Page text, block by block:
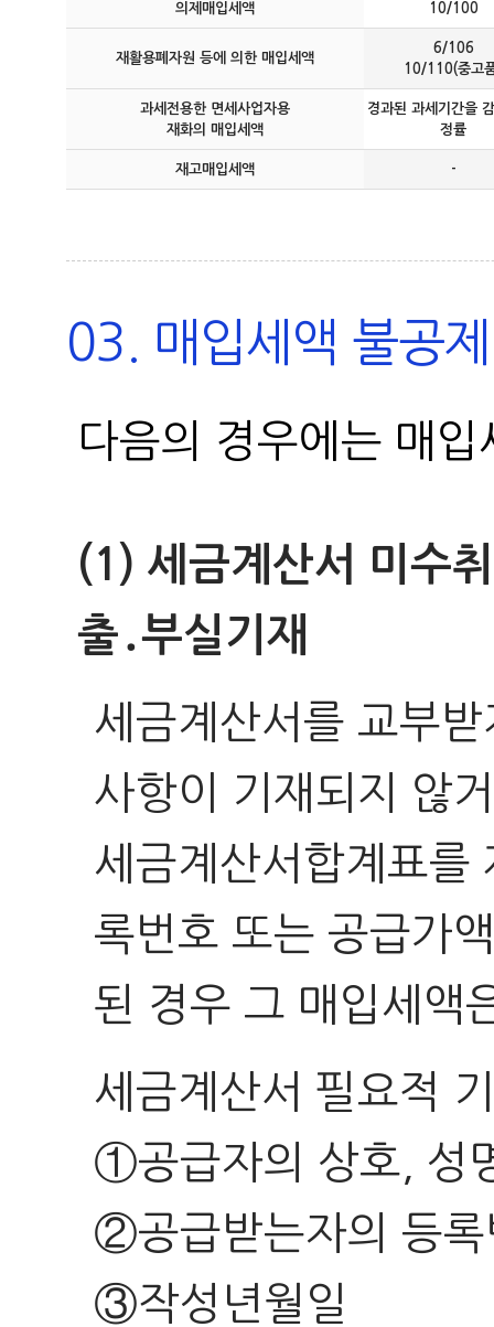
의제매입세액 10/100
재활용폐자원 등에 의한 매입세액
6/106
10/110(중고
과세전용한 면세사업자용
재화의 매입세액
경과된 과세기간을
정률
재고매입세액 -
03. 매입세액 불공
다음의 경우에는 매
(1) 세금계산서 미수
출․부실기재
세금계산서를 교부
사항이 기재되지 않
세금계산서합계표를
록번호 또는 공급가
된 경우 그 매입세액
세금계산서 필요적
①공급자의 상호, 성
②공급받는자의 등록
③작성년월일